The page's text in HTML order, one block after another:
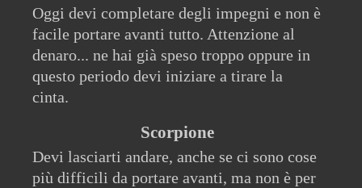
Oggi devi completare degli impegni e non è
facile portare avanti tutto. Attenzione al
denaro... ne hai già speso troppo oppure in
questo periodo devi iniziare a tirare la
cinta.
Scorpione
Devi lasciarti andare, anche se ci sono cose
più difficili da portare avanti, ma non è per